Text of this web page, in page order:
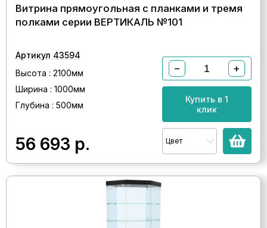
Витрина прямоугольная с планками и тремя
полками серии ВЕРТИКАЛЬ №101
Артикул 43594
Высота : 2100мм
Ширина : 1000мм
Глубина : 500мм
56 693 р.
− +
Купить в 1
клик
Цвет